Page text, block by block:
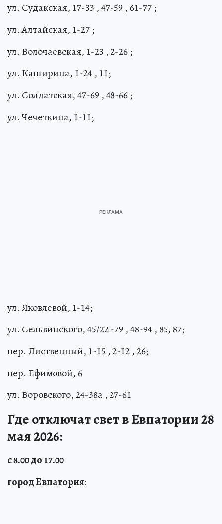
ул. Судакская, 17-33 , 47-59 , 61-77 ;
ул. Алтайская, 1-27 ;
ул. Волочаевская, 1-23 , 2-26 ;
ул. Каширина, 1-24 , 11;
ул. Солдатская, 47-69 , 48-66 ;
ул. Чечеткина, 1-11;
ул. Яковлевой, 1-14;
ул. Сельвинского, 45/22 -79 , 48-94 , 85, 87;
пер. Лиственный, 1-15 , 2-12 , 26;
пер. Ефимовой, 6
ул. Воровского, 24-38а , 27-61
Где отключат свет в Евпатории 28
мая 2026:
с 8.00 до 17.00
город Евпатория: